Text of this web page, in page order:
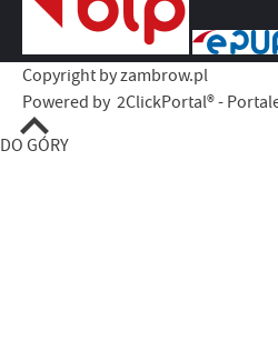
Copyright by zambrow.pl
Powered by 2ClickPortal® -
DO GÓRY